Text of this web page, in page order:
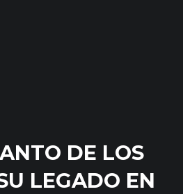
DE LOS
LEGADO EN